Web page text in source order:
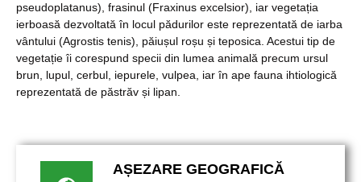
AȘEZARE GEOGRAFICĂ
pseudoplatanus), frasinul (Fraxinus excelsior), iar vegetația
ierboasă dezvoltată în locul pădurilor este reprezentată de iarba
vântului (Agrostis tenis), păiușul roșu și teposica. Acestui tip de
vegetație îi corespund specii din lumea animală precum ursul
brun, lupul, cerbul, iepurele, vulpea, iar în ape fauna ihtiologică
reprezentată de păstrăv și lipan.